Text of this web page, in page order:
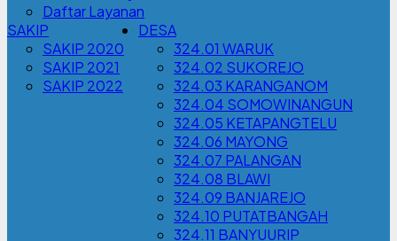
Daftar Layanan
SAKIP
SAKIP 2020
SAKIP 2021
SAKIP 2022
DESA
324.01 WARUK
324.02 SUKOREJO
324.03 KARANGANOM
324.04 SOMOWINANGUN
324.05 KETAPANGTELU
324.06 MAYONG
324.07 PALANGAN
324.08 BLAWI
324.09 BANJAREJO
324.10 PUTATBANGAH
324.11 BANYUURIP